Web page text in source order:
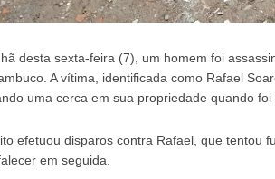
desta sexta-feira (7), um homem foi
A vítima, identificada como Rafael
uma cerca em sua propriedade quando
efetuou disparos contra Rafael, que tentou
em seguida.